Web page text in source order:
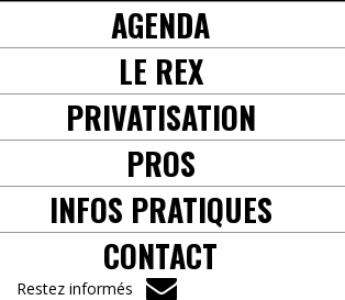
Restez informés
AGENDA
LE REX
PRIVATISATION
PROS
INFOS PRATIQUES
CONTACT